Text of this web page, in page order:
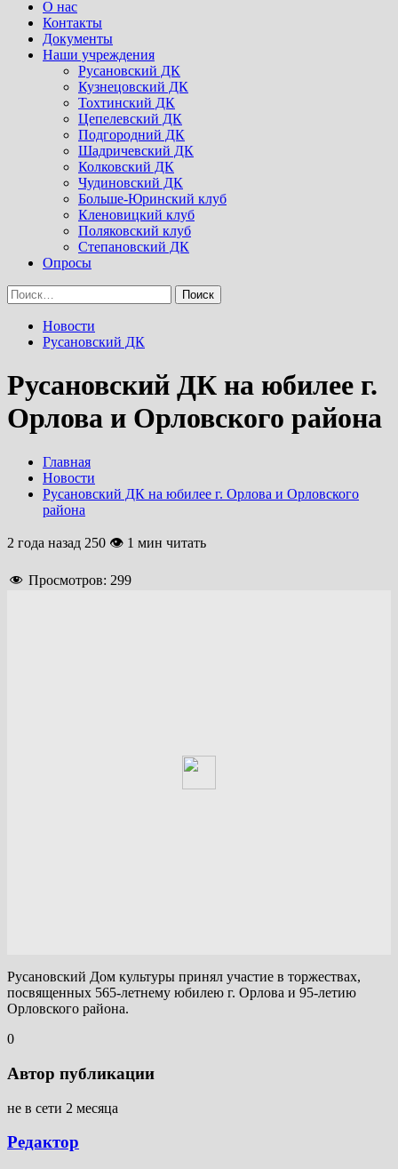
Menu
О нас
Контакты
Документы
Наши учреждения
Русановский ДК
Кузнецовский ДК
Тохтинский ДК
Цепелевский ДК
Подгородний ДК
Шадричевский ДК
Колковский ДК
Чудиновский ДК
Больше-Юринский клуб
Кленовицкий клуб
Поляковский клуб
Степановский ДК
Опросы
Найти:
Новости
Русановский ДК
Русановский ДК на юбилее г.
Орлова и Орловского района
Главная
Новости
Русановский ДК на юбилее г. Орлова и Орловского
района
2 года назад 250 👁 1 мин читать
Просмотров: 299
Русановский Дом культуры принял участие в торжествах,
посвященных 565-летнему юбилею г. Орлова и 95-летию
Орловского района.
0
Автор публикации
не в сети 2 месяца
Редактор